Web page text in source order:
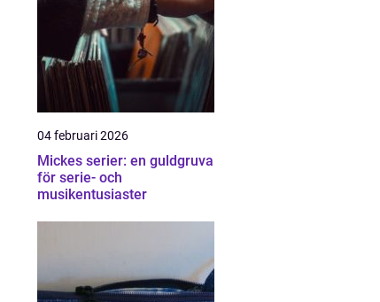
04 februari 2026
Mickes serier: en guldgruva
för serie- och
musikentusiaster